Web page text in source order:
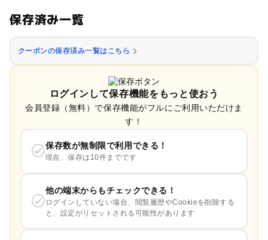
保存済み一覧
クーポンの保存済み一覧はこちら
ログインして保存機能をもっと使おう
会員登録（無料）で保存機能がフルにご利用いただけま
す！
保存数が無制限で利用できる！
現在、保存は10件までです
他の端末からもチェックできる！
ログインしていない場合、閲覧履歴やCookieを削除する
と、設定がリセットされる可能性があります